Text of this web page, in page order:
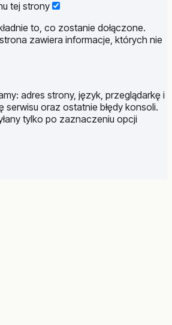
tej strony
to, co zostanie dołączone.
zawiera informacje, których nie
adres strony, język, przeglądarkę i
serwisu oraz ostatnie błędy konsoli.
tylko po zaznaczeniu opcji